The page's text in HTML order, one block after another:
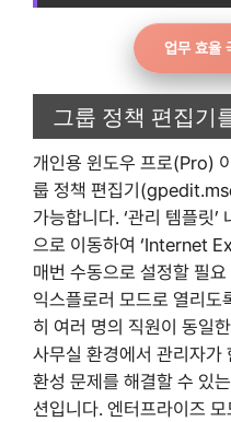
업무 효율
그룹 정책 편집기
개인용 윈도우 프로(Pro)
룹 정책 편집기
가능합니다. ‘관리 템플릿
으로 이동하여 ‘Internet
매번 수동으로 설정할 필
익스플로러 모드로 열리도
히 여러 명의 직원이 동일
사무실 환경에서 관리자가
환성 문제를 해결할 수 있
션입니다. 엔터프라이즈